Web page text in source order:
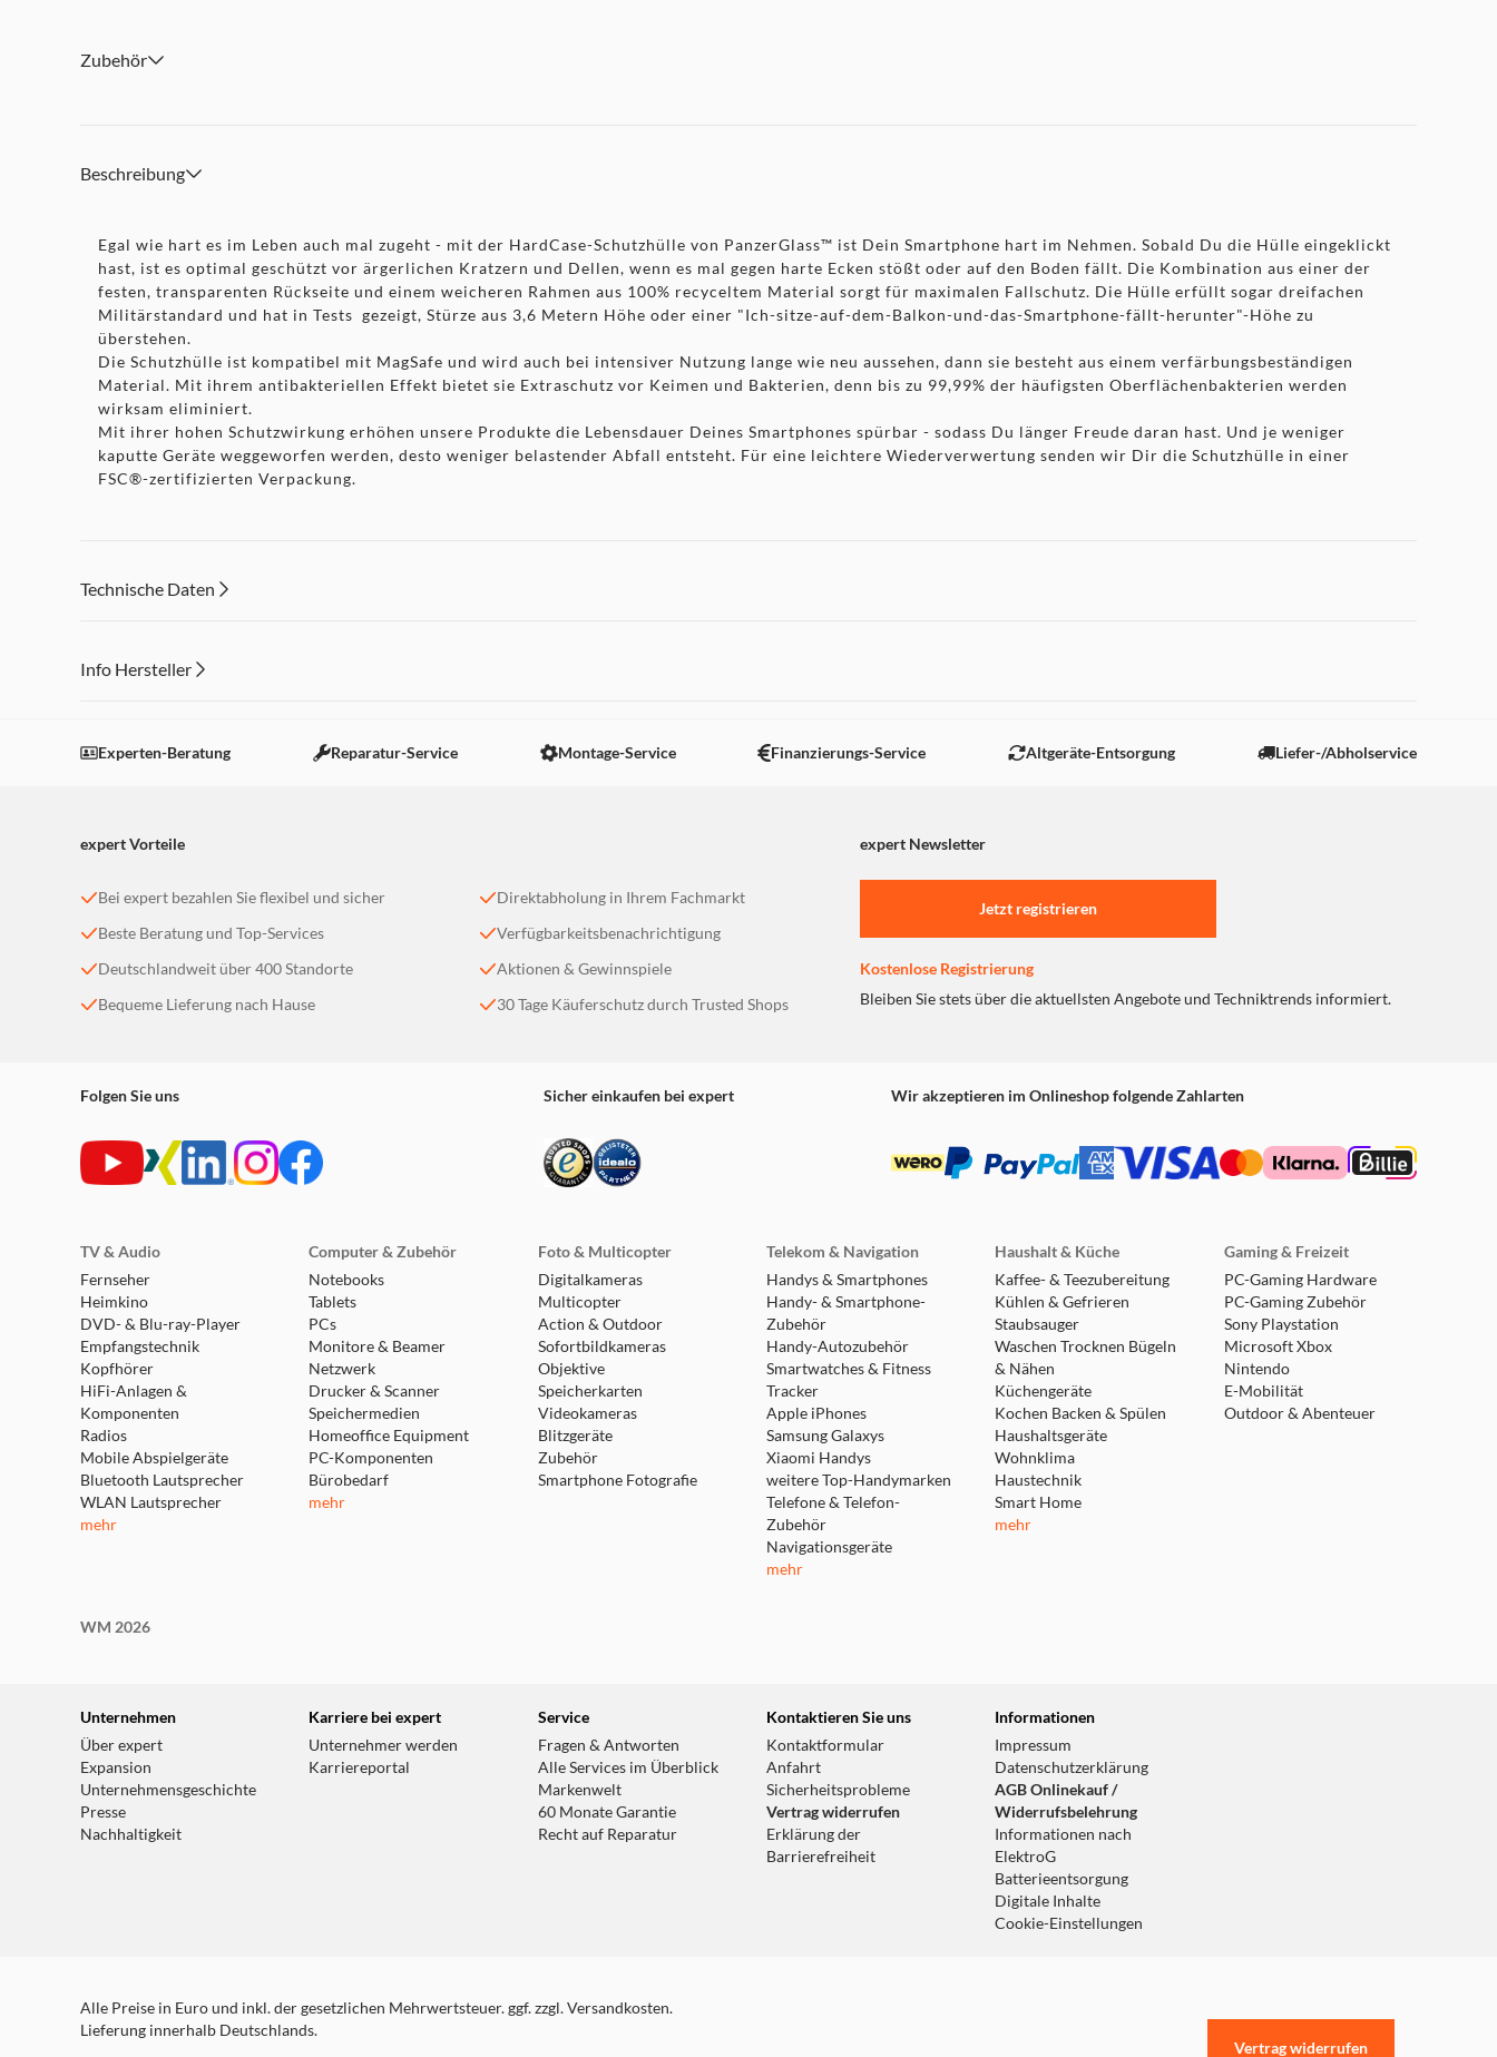
Zubehör
Beschreibung
Egal wie hart es im Leben auch mal zugeht - mit der HardCase-Schutzhülle von PanzerGlass™ ist Dein Smartphone hart im Nehmen. Sobald Du die Hülle eingeklickt
hast, ist es optimal geschützt vor ärgerlichen Kratzern und Dellen, wenn es mal gegen harte Ecken stößt oder auf den Boden fällt. Die Kombination aus einer der
festen, transparenten Rückseite und einem weicheren Rahmen aus 100% recyceltem Material sorgt für maximalen Fallschutz. Die Hülle erfüllt sogar dreifachen
Militärstandard und hat in Tests gezeigt, Stürze aus 3,6 Metern Höhe oder einer "Ich-sitze-auf-dem-Balkon-und-das-Smartphone-fällt-herunter"-Höhe zu
überstehen.
Die Schutzhülle ist kompatibel mit MagSafe und wird auch bei intensiver Nutzung lange wie neu aussehen, dann sie besteht aus einem verfärbungsbeständigen
Material. Mit ihrem antibakteriellen Effekt bietet sie Extraschutz vor Keimen und Bakterien, denn bis zu 99,99% der häufigsten Oberflächenbakterien werden
wirksam eliminiert.
Mit ihrer hohen Schutzwirkung erhöhen unsere Produkte die Lebensdauer Deines Smartphones spürbar - sodass Du länger Freude daran hast. Und je weniger
kaputte Geräte weggeworfen werden, desto weniger belastender Abfall entsteht. Für eine leichtere Wiederverwertung senden wir Dir die Schutzhülle in einer
FSC®-zertifizierten Verpackung.
Technische Daten
Info Hersteller
Einstellungen anpassen
Experten-Beratung Reparatur-Service Montage-Service Finanzierungs-Service Altgeräte-Entsorgung Liefer-/Abholservice
expert Vorteile expert Newsletter
Bei expert bezahlen Sie flexibel und sicher
Beste Beratung und Top-Services
Deutschlandweit über 400 Standorte
Bequeme Lieferung nach Hause
Direktabholung in Ihrem Fachmarkt
Verfügbarkeitsbenachrichtigung
Aktionen & Gewinnspiele
30 Tage Käuferschutz durch Trusted Shops
Jetzt registrieren
Kostenlose Registrierung
Bleiben Sie stets über die aktuellsten Angebote und Techniktrends informiert.
Folgen Sie uns Sicher einkaufen bei expert Wir akzeptieren im Onlineshop folgende Zahlarten
TV & Audio
Fernseher
Heimkino
DVD- & Blu-ray-Player
Empfangstechnik
Kopfhörer
HiFi-Anlagen &
Komponenten
Radios
Mobile Abspielgeräte
Bluetooth Lautsprecher
WLAN Lautsprecher
mehr
Computer & Zubehör
Notebooks
Tablets
PCs
Monitore & Beamer
Netzwerk
Drucker & Scanner
Speichermedien
Homeoffice Equipment
PC-Komponenten
Bürobedarf
mehr
Foto & Multicopter
Digitalkameras
Multicopter
Action & Outdoor
Sofortbildkameras
Objektive
Speicherkarten
Videokameras
Blitzgeräte
Zubehör
Smartphone Fotografie
Telekom & Navigation
Handys & Smartphones
Handy- & Smartphone-
Zubehör
Handy-Autozubehör
Smartwatches & Fitness
Tracker
Apple iPhones
Samsung Galaxys
Xiaomi Handys
weitere Top-Handymarken
Telefone & Telefon-
Zubehör
Navigationsgeräte
mehr
Haushalt & Küche
Kaffee- & Teezubereitung
Kühlen & Gefrieren
Staubsauger
Waschen Trocknen Bügeln
& Nähen
Küchengeräte
Kochen Backen & Spülen
Haushaltsgeräte
Wohnklima
Haustechnik
Smart Home
mehr
Gaming & Freizeit
PC-Gaming Hardware
PC-Gaming Zubehör
Sony Playstation
Microsoft Xbox
Nintendo
E-Mobilität
Outdoor & Abenteuer
WM 2026
Unternehmen
Über expert
Expansion
Unternehmensgeschichte
Presse
Nachhaltigkeit
Karriere bei expert
Unternehmer werden
Karriereportal
Service
Fragen & Antworten
Alle Services im Überblick
Markenwelt
60 Monate Garantie
Recht auf Reparatur
Kontaktieren Sie uns
Kontaktformular
Anfahrt
Sicherheitsprobleme
Vertrag widerrufen
Erklärung der
Barrierefreiheit
Informationen
Impressum
Datenschutzerklärung
AGB Onlinekauf /
Widerrufsbelehrung
Informationen nach
ElektroG
Batterieentsorgung
Digitale Inhalte
Cookie-Einstellungen
Alle Preise in Euro und inkl. der gesetzlichen Mehrwertsteuer. ggf. zzgl. Versandkosten.
Lieferung innerhalb Deutschlands.
Vertrag widerrufen